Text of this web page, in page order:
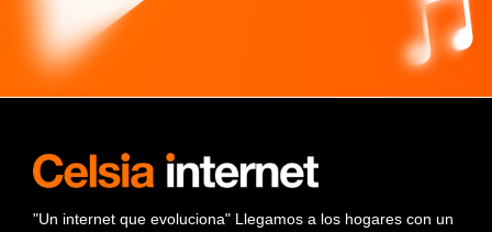
"Un internet que evoluciona" Llegamos a los hogares con un